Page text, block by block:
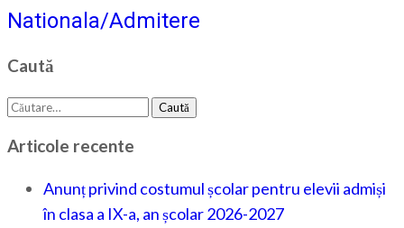
Nationala/Admitere
Caută
Caută
Articole recente
Anunț privind costumul școlar pentru elevii admiși
în clasa a IX-a, an școlar 2026-2027